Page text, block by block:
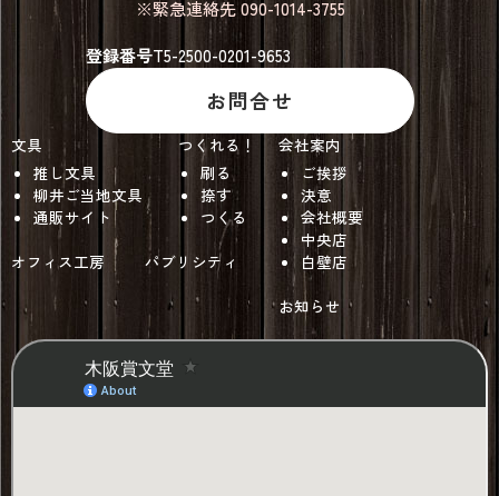
※緊急連絡先 090-1014-3755
登録番号T5-2500-0201-9653
お問合せ
文具
推し文具
柳井ご当地文具
通販サイト
つくれる！
刷る
捺す
つくる
会社案内
ご挨拶
決意
会社概要
中央店
白壁店
オフィス工房
パブリシティ
お知らせ